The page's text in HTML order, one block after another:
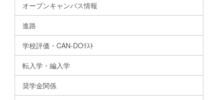
オープンキャンパス情報
進路
学校評価・CAN-DOﾘｽﾄ
転入学・編入学
奨学金関係